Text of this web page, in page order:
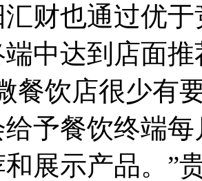
财也通过优
中达到店面
饮店很少有要
予餐饮终端
展示产品。”